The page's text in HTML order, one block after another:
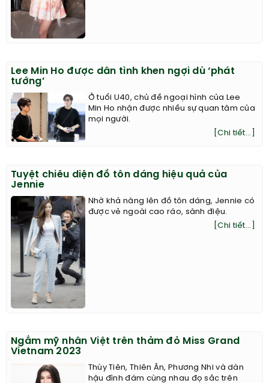
Lee Min Ho được dân tình khen ngợi dù ‘phát
tướng’
Ở tuổi U40, chủ đề ngoại hình của Lee
Min Ho nhận được nhiều sự quan tâm của
mọi người.
[Chi tiết...]
Tuyệt chiêu diện đồ tôn dáng hiệu quả của
Jennie
Nhờ khả năng lên đồ tôn dáng, Jennie có
được vẻ ngoài cao ráo, sành điệu.
[Chi tiết...]
Ngắm mỹ nhân Việt trên thảm đỏ Miss Grand
Vietnam 2023
Thùy Tiên, Thiên Ân, Phương Nhi và dàn
hậu đình đám cùng nhau đọ sắc trên